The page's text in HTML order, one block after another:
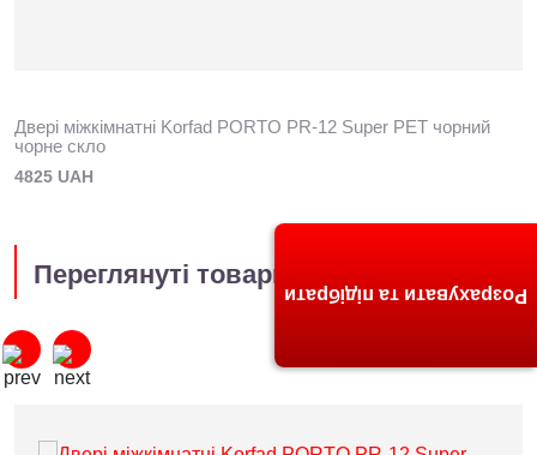
Двері міжкімнатні Korfad PORTO PR-12 Super PET чорний
чорне скло
4825 UAH
Переглянуті товари
Розрахувати та підібрати